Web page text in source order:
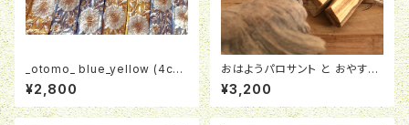
_otomo_ blue_yellow (4cm
幅 120cm)インド刺繍ストラップ
¥2,800
おはようパロサント と おやすみ
キャンドル
¥3,200